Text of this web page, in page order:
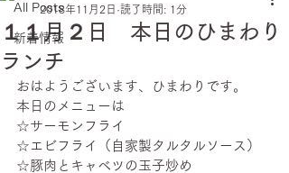
All Posts
新着情報
１１月２日 本日のひまわり
ランチ
2018年11月2日 読了時間: 1分
おはようございます、ひまわりです。
本日のメニューは
☆サーモンフライ
☆エビフライ（自家製タルタルソース）
☆豚肉とキャベツの玉子炒め